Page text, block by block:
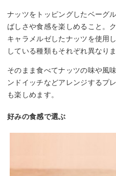
ナッツをトッピングしたベーグ
ばしさや食感を楽しめること。
キャラメルゼしたナッツを使用
している種類もそれぞれ異なりま
そのまま食べてナッツの味や風
ンドイッチなどアレンジするプ
も楽しめます。
好みの食感で選ぶ